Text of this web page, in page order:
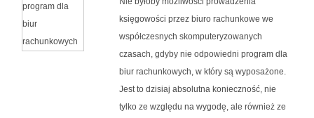
księgowości przez biuro rachunkowe we
współczesnych skomputeryzowanych
czasach, gdyby nie odpowiedni program dla
biur rachunkowych, w który są wyposażone.
Jest to dzisiaj absolutna konieczność, nie
tylko ze względu na wygodę, ale również ze